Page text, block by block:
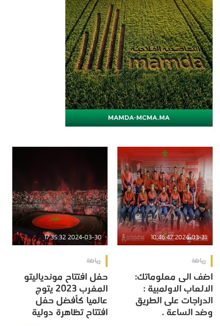
2024-03-31 10:46:47
رياضة
اضف الى معلوماتك:
الالعاب الاولمبية :
الدراجات على الطريق
وضد الساعة .
2024-03-30 17:35:32
رياضة
حفل افتتاح موندياليتو
المغرب 2023 يتوج
عالميا كأفضل حفل
افتتاح تظاهرة دولية